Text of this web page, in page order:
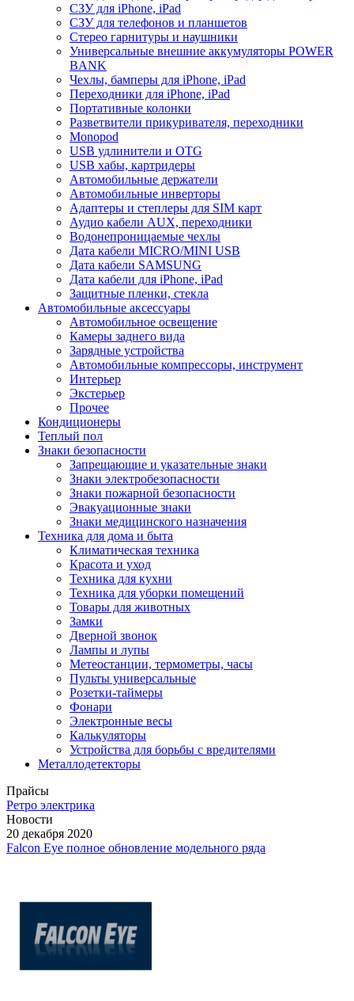
СЗУ для iPhone, iPad
СЗУ для телефонов и планшетов
Стерео гарнитуры и наушники
Универсальные внешние аккумуляторы POWER
BANK
Чехлы, бамперы для iPhone, iPad
Переходники для iPhone, iPad
Портативные колонки
Разветвители прикуривателя, переходники
Monopod
USB удлинители и OTG
USB хабы, картридеры
Автомобильные держатели
Автомобильные инверторы
Адаптеры и степлеры для SIM карт
Аудио кабели AUX, переходники
Водонепроницаемые чехлы
Дата кабели MICRO/MINI USB
Дата кабели SAMSUNG
Дата кабели для iPhone, iPad
Защитные пленки, стекла
Автомобильные аксессуары
Автомобильное освещение
Камеры заднего вида
Зарядные устройства
Автомобильные компрессоры, инструмент
Интерьер
Экстерьер
Прочее
Кондиционеры
Теплый пол
Знаки безопасности
Запрещающие и указательные знаки
Знаки электробезопасности
Знаки пожарной безопасности
Эвакуационные знаки
Знаки медицинского назначения
Техника для дома и быта
Климатическая техника
Красота и уход
Техника для кухни
Техника для уборки помещений
Товары для животных
Замки
Дверной звонок
Лампы и лупы
Метеостанции, термометры, часы
Пульты универсальные
Розетки-таймеры
Фонари
Электронные весы
Калькуляторы
Устройства для борьбы с вредителями
Металлодетекторы
Прайсы
Ретро электрика
Новости
20 декабря 2020
Falcon Eye полное обновление модельного ряда